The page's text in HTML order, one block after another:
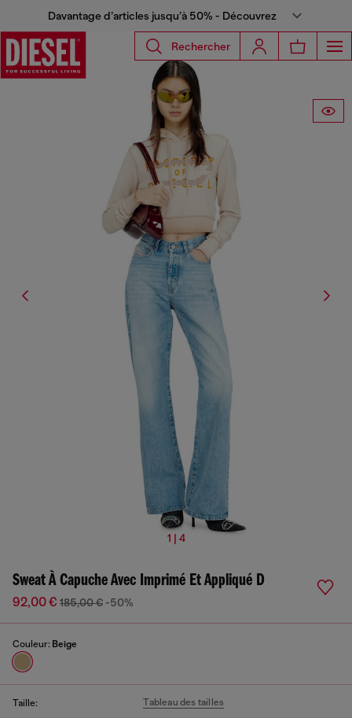
Davantage d’articles jusqu’à 50% - Découvrez
Rechercher
1 | 4
Sweat À Capuche Avec Imprimé Et Appliqué D
92,00 € 185,00 € -50%
Couleur: Beige
Taille: Tableau des tailles